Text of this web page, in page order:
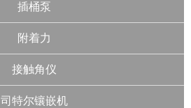
插桶泵
附着力
接触角仪
司特尔镶嵌机